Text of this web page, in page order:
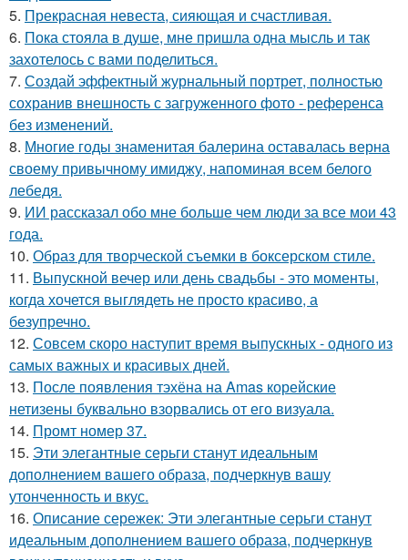
5. Прекрасная невеста, сияющая и счастливая.
6. Пока стояла в душе, мне пришла одна мысль и так
захотелось с вами поделиться.
7. Создай эффектный журнальный портрет, полностью
сохранив внешность с загруженного фото - референса
без изменений.
8. Многие годы знаменитая балерина оставалась верна
своему привычному имиджу, напоминая всем белого
лебедя.
9. ИИ рассказал обо мне больше чем люди за все мои 43
года.
10. Образ для творческой съемки в боксерском стиле.
11. Выпускной вечер или день свадьбы - это моменты,
когда хочется выглядеть не просто красиво, а
безупречно.
12. Совсем скоро наступит время выпускных - одного из
самых важных и красивых дней.
13. После появления тэхёна на Amas корейские
нетизены буквально взорвались от его визуала.
14. Промт номер 37.
15. Эти элегантные серьги станут идеальным
дополнением вашего образа, подчеркнув вашу
утонченность и вкус.
16. Описание сережек: Эти элегантные серьги станут
идеальным дополнением вашего образа, подчеркнув